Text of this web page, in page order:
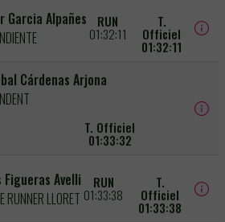
Garcia Alpañes
RUN
01:32:11
T.
Officiel
01:32:11
Cárdenas Arjona
T. Officiel
01:33:32
Figueras Avelli
RUNNER LLORET
RUN
01:33:38
T.
Officiel
01:33:38